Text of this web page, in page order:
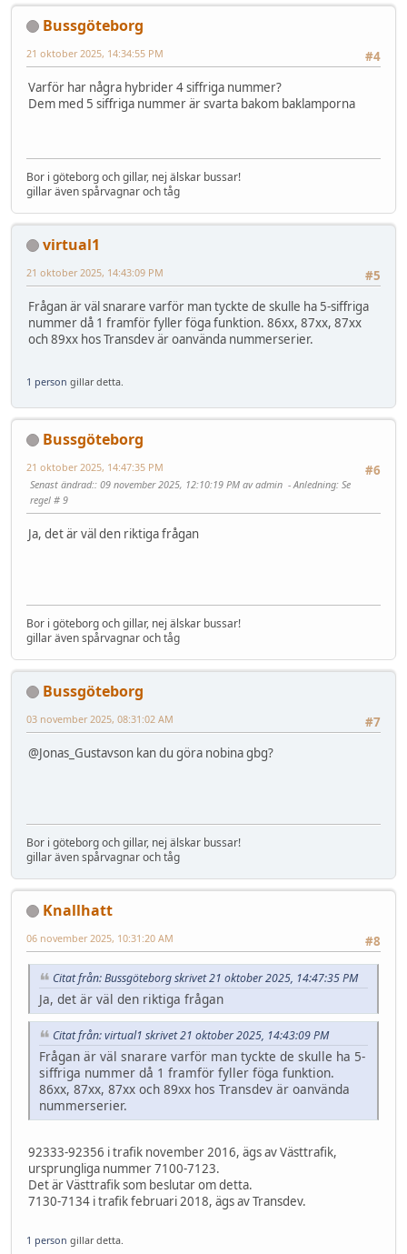
Bussgöteborg
#4
21 oktober 2025, 14:34:55 PM
Varför har några hybrider 4 siffriga nummer?
Dem med 5 siffriga nummer är svarta bakom baklamporna
Bor i göteborg och gillar, nej älskar bussar!
gillar även spårvagnar och tåg
virtual1
#5
21 oktober 2025, 14:43:09 PM
Frågan är väl snarare varför man tyckte de skulle ha 5-siffriga
nummer då 1 framför fyller föga funktion. 86xx, 87xx, 87xx
och 89xx hos Transdev är oanvända nummerserier.
1 person gillar detta.
Bussgöteborg
#6
21 oktober 2025, 14:47:35 PM
Senast ändrad:: 09 november 2025, 12:10:19 PM av admin Anledning: Se
regel # 9
Ja, det är väl den riktiga frågan
Bor i göteborg och gillar, nej älskar bussar!
gillar även spårvagnar och tåg
Bussgöteborg
#7
03 november 2025, 08:31:02 AM
@Jonas_Gustavson kan du göra nobina gbg?
Bor i göteborg och gillar, nej älskar bussar!
gillar även spårvagnar och tåg
Knallhatt
#8
06 november 2025, 10:31:20 AM
Citat från: Bussgöteborg skrivet 21 oktober 2025, 14:47:35 PM
Ja, det är väl den riktiga frågan
Citat från: virtual1 skrivet 21 oktober 2025, 14:43:09 PM
Frågan är väl snarare varför man tyckte de skulle ha 5-
siffriga nummer då 1 framför fyller föga funktion.
86xx, 87xx, 87xx och 89xx hos Transdev är oanvända
nummerserier.
92333-92356 i trafik november 2016, ägs av Västtrafik,
ursprungliga nummer 7100-7123.
Det är Västtrafik som beslutar om detta.
7130-7134 i trafik februari 2018, ägs av Transdev.
1 person gillar detta.